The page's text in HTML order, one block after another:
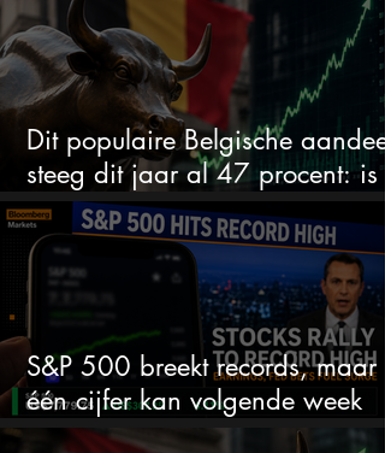
Dit populaire Belgische aandeel
steeg dit jaar al 47 procent: is
ruimte voor meer?
S&P 500 breekt records, maar
één cijfer kan volgende week
alles veranderen